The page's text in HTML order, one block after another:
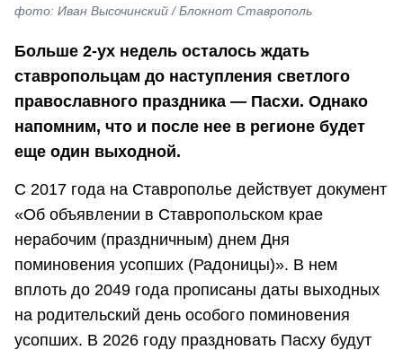
фото: Иван Высочинский / Блокнот Ставрополь
Больше 2-ух недель осталось ждать
ставропольцам до наступления светлого
православного праздника — Пасхи. Однако
напомним, что и после нее в регионе будет
еще один выходной.
С 2017 года на Ставрополье действует документ
«Об объявлении в Ставропольском крае
нерабочим (праздничным) днем Дня
поминовения усопших (Радоницы)». В нем
вплоть до 2049 года прописаны даты выходных
на родительский день особого поминовения
усопших. В 2026 году праздновать Пасху будут